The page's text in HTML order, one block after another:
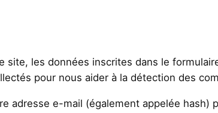
site, les données inscrites dans le
pour nous aider à la détection des
adresse e-mail (également appelée hash)